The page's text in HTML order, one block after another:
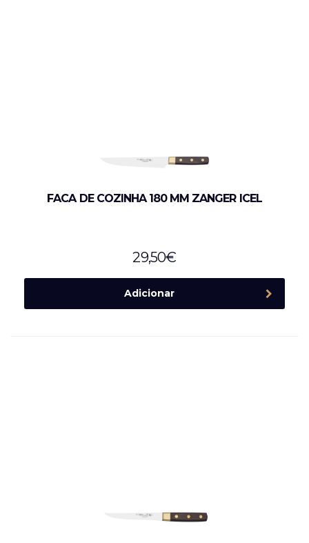
FACA DE COZINHA 180 MM ZANGER ICEL
29,50€
Adicionar